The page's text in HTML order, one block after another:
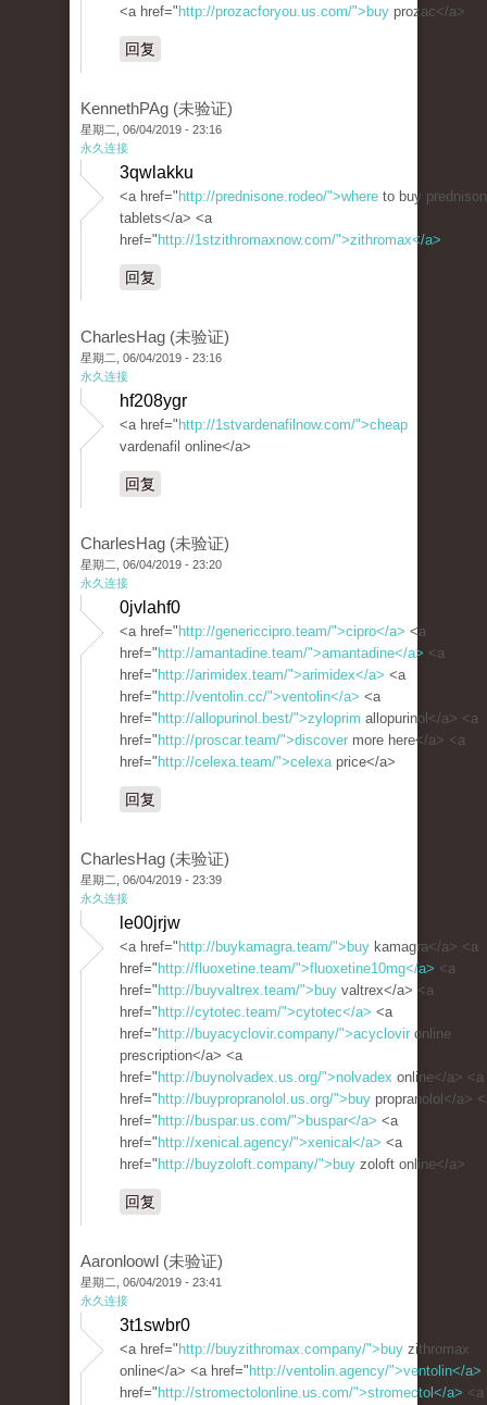
<a href=" http://prozacforyou.us.com/">buy prozac</a>
回复
KennethPAg (未验证)
星期二, 06/04/2019 - 23:16
永久连接
3qwlakku
<a href=" http://prednisone.rodeo/">where to buy
tablets</a> <a
href=" http://1stzithromaxnow.com/">zithromax</a>
回复
CharlesHag (未验证)
星期二, 06/04/2019 - 23:16
永久连接
hf208ygr
<a href=" http://1stvardenafilnow.com/">cheap
vardenafil online</a>
回复
CharlesHag (未验证)
星期二, 06/04/2019 - 23:20
永久连接
0jvlahf0
<a href=" http://genericcipro.team/">cipro</a> <a
href=" http://amantadine.team/">amantadine</a> <a
href=" http://arimidex.team/">arimidex</a> <a
href=" http://ventolin.cc/">ventolin</a> <a
href=" http://allopurinol.best/">zyloprim allopurinol</a> <a
href=" http://proscar.team/">discover more here</a> <a
href=" http://celexa.team/">celexaprice</a>
回复
CharlesHag (未验证)
星期二, 06/04/2019 - 23:39
永久连接
le00jrjw
<a href=" http://buykamagra.team/">buy kamagra</a> <a
href=" http://fluoxetine.team/">fluoxetine10mg</a> <a
href=" http://buyvaltrex.team/">buy valtrex</a> <a
href=" http://cytotec.team/">cytotec</a> <a
href=" http://buyacyclovir.company/">acyclovir online
prescription</a> <a
href=" http://buynolvadex.us.org/">nolvadex online</a> <a
href=" http://buypropranolol.us.org/">buy propranolol</a>
href=" http://buspar.us.com/">buspar</a> <a
href=" http://xenical.agency/">xenical</a> <a
href=" http://buyzoloft.company/">buy zoloft online</a>
回复
Aaronloowl (未验证)
星期二, 06/04/2019 - 23:41
永久连接
3t1swbr0
<a href=" http://buyzithromax.company/">buy zithromax
online</a> <a href=" http://ventolin.agency/">ventolin</a>
href=" http://stromectolonline.us.com/">stromectol</a> <a